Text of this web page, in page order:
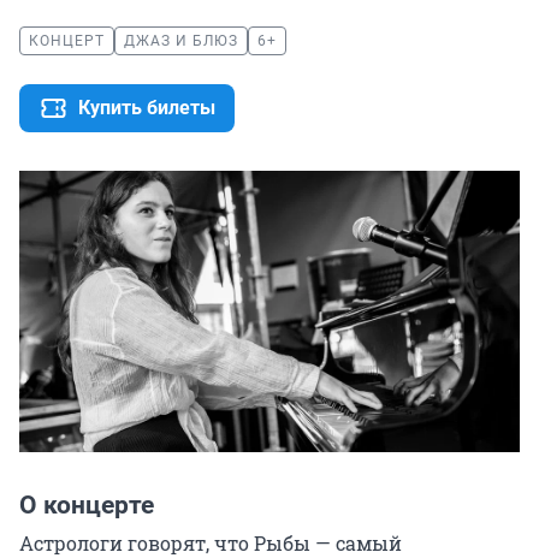
КОНЦЕРТ ДЖАЗ И БЛЮЗ 6+
Купить билеты
О концерте
Астрологи говорят, что Рыбы — самый